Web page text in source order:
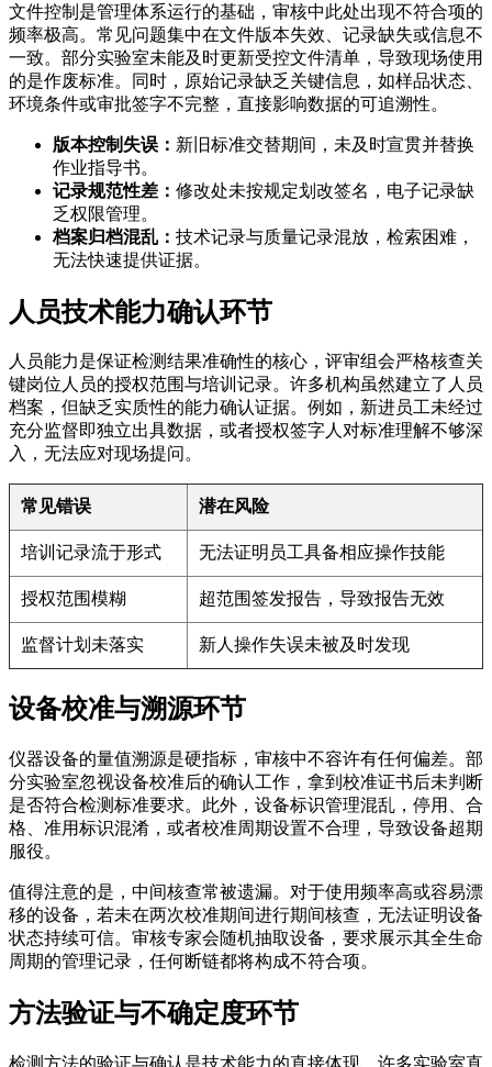
文件控制是管理体系运行的基础，审核中此处出现不符合项的
频率极高。常见问题集中在文件版本失效、记录缺失或信息不
一致。部分实验室未能及时更新受控文件清单，导致现场使用
的是作废标准。同时，原始记录缺乏关键信息，如样品状态、
环境条件或审批签字不完整，直接影响数据的可追溯性。
版本控制失误： 新旧标准交替期间，未及时宣贯并替换
作业指导书。
记录规范性差： 修改处未按规定划改签名，电子记录缺
乏权限管理。
档案归档混乱： 技术记录与质量记录混放，检索困难，
无法快速提供证据。
人员技术能力确认环节
人员能力是保证检测结果准确性的核心，评审组会严格核查关
键岗位人员的授权范围与培训记录。许多机构虽然建立了人员
档案，但缺乏实质性的能力确认证据。例如，新进员工未经过
充分监督即独立出具数据，或者授权签字人对标准理解不够深
入，无法应对现场提问。
常见错误 潜在风险
培训记录流于形式 无法证明员工具备相应操作技能
授权范围模糊 超范围签发报告，导致报告无效
监督计划未落实 新人操作失误未被及时发现
设备校准与溯源环节
仪器设备的量值溯源是硬指标，审核中不容许有任何偏差。部
分实验室忽视设备校准后的确认工作，拿到校准证书后未判断
是否符合检测标准要求。此外，设备标识管理混乱，停用、合
格、准用标识混淆，或者校准周期设置不合理，导致设备超期
服役。
值得注意的是，中间核查常被遗漏。对于使用频率高或容易漂
移的设备，若未在两次校准期间进行期间核查，无法证明设备
状态持续可信。审核专家会随机抽取设备，要求展示其全生命
周期的管理记录，任何断链都将构成不符合项。
方法验证与不确定度环节
检测方法的验证与确认是技术能力的直接体现。许多实验室直